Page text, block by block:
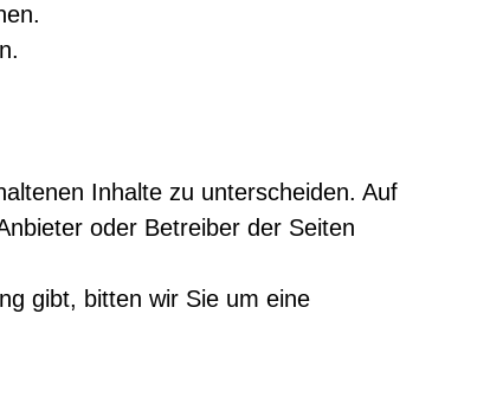
Inhalte zu unterscheiden. Auf
oder Betreiber der Seiten
gibt, bitten wir Sie um eine